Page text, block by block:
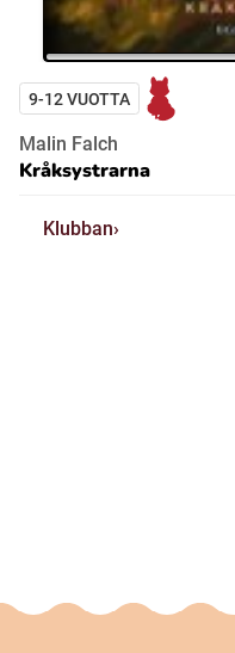
9-12 VUOTTA
Malin Falch
Kråksystrarna
Klubban